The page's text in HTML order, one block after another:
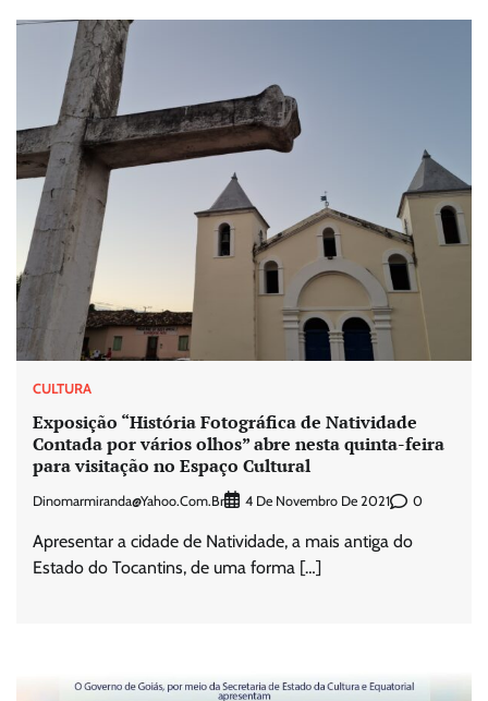
CULTURA
Exposição “História Fotográfica de Natividade
Contada por vários olhos” abre nesta quinta-feira
para visitação no Espaço Cultural
Dinomarmiranda@yahoo.com.br 4 De Novembro De 2021 0
Apresentar a cidade de Natividade, a mais antiga do
Estado do Tocantins, de uma forma […]